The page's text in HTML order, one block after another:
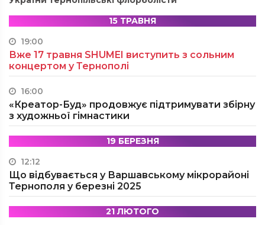
15 ТРАВНЯ
19:00
Вже 17 травня SHUMEI виступить з сольним
концертом у Тернополі
16:00
«Креатор-Буд» продовжує підтримувати збірну
з художньої гімнастики
19 БЕРЕЗНЯ
12:12
Що відбувається у Варшавському мікрорайоні
Тернополя у березні 2025
21 ЛЮТОГО